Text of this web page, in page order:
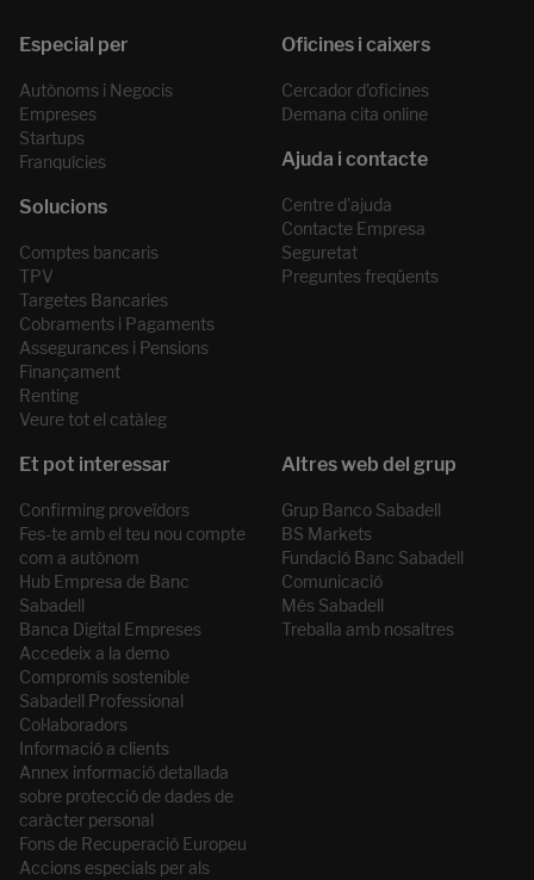
Autònoms i Negocis
Empreses
Startups
Franquícies
Comptes bancaris
TPV
Targetes Bancaries
Cobraments i Pagaments
Assegurances i Pensions
Finançament
Renting
Veure tot el catàleg
Cercador d’oficines
Demana cita online
Centre d'ajuda
Contacte Empresa
Seguretat
Preguntes freqüents
Confirming proveïdors
Fes-te amb el teu nou compte
com a autònom
Hub Empresa de Banc
Sabadell
Banca Digital Empreses
Accedeix a la demo
Compromís sostenible
Sabadell Professional
Col·laboradors
Informació a clients
Annex informació detallada
sobre protecció de dades de
caràcter personal
Fons de Recuperació Europeu
Accions especials per als
Grup Banco Sabadell
BS Markets
Fundació Banc Sabadell
Comunicació
Més Sabadell
Treballa amb nosaltres